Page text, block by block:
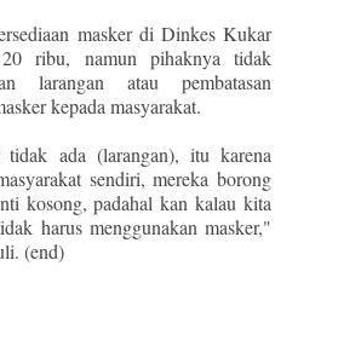
masker di Dinkes Kukar
ribu, namun pihaknya tidak
larangan atau pembatasan
kepada masyarakat.
ada (larangan), itu karena
sendiri, mereka borong
kosong, padahal kan kalau kita
harus menggunakan masker,"
(end)